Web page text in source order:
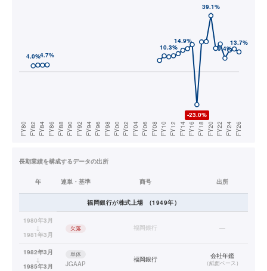
長期業績を構成するデータの出所
年 連単・基準 商号 出所
福岡銀行が株式上場 （1949年）
1980年3月
↓
1981年3月
欠落 福岡銀行 —
1982年3月
↓
1985年3月
単体
JGAAP
福岡銀行 会社年鑑
（紙面ベース）